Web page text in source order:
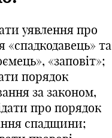
уявлення про
«спадкодавець» та
«заповіт»;
порядок
за законом,
про порядок
спадщини;